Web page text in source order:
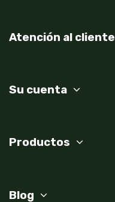
Atención al cliente
Su cuenta
Productos
Blog